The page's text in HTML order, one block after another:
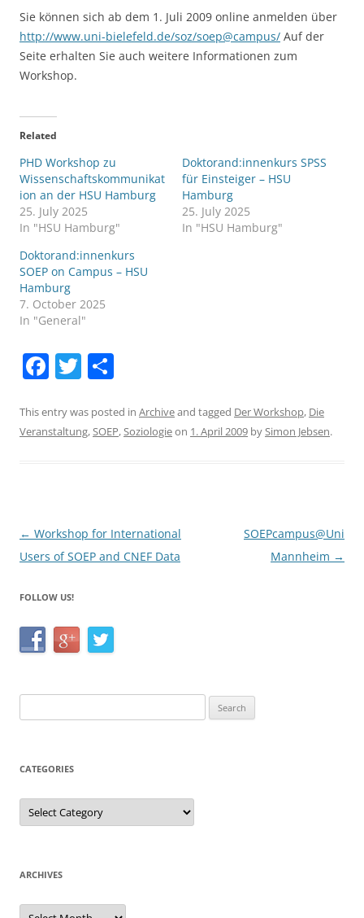
Sie können sich ab dem 1. Juli 2009 online anmelden über
http://www.uni-bielefeld.de/soz/soep@campus/ Auf der
Seite erhalten Sie auch weitere Informationen zum
Workshop.
Related
PHD Workshop zu
Wissenschaftskommunikat
ion an der HSU Hamburg
25. July 2025
In "HSU Hamburg"
Doktorand:innenkurs SPSS
für Einsteiger – HSU
Hamburg
25. July 2025
In "HSU Hamburg"
Doktorand:innenkurs
SOEP on Campus – HSU
Hamburg
7. October 2025
In "General"
F
c
e
o
k
T
itt
er
ar
e
This entry was posted in Archiveand tagged Der Workshop, Die
Veranstaltung,SOEP,Soziologieon 1. April 2009 bySimon Jebsen.
Post
navigation
← Workshop for International
Users of SOEP and CNEF Data
SOEPcampus@Uni
Mannheim →
FOLLOW US!
for:
CATEGORIES
Categories
ARCHIVES
Archives